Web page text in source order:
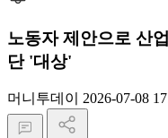
노동자 제안으로 산
단 '대상'
머니투데이 2026-07-08